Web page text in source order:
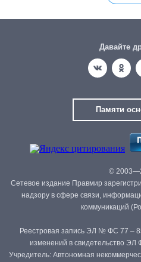
Давайте
Памяти
©
Сетевое издание Правмир
надзору в сфере связи,
коммуникаций
Реестровая запись ЭЛ № ФС 77 –
изменений в свидетельство ЭЛ
Учредитель: Автономная